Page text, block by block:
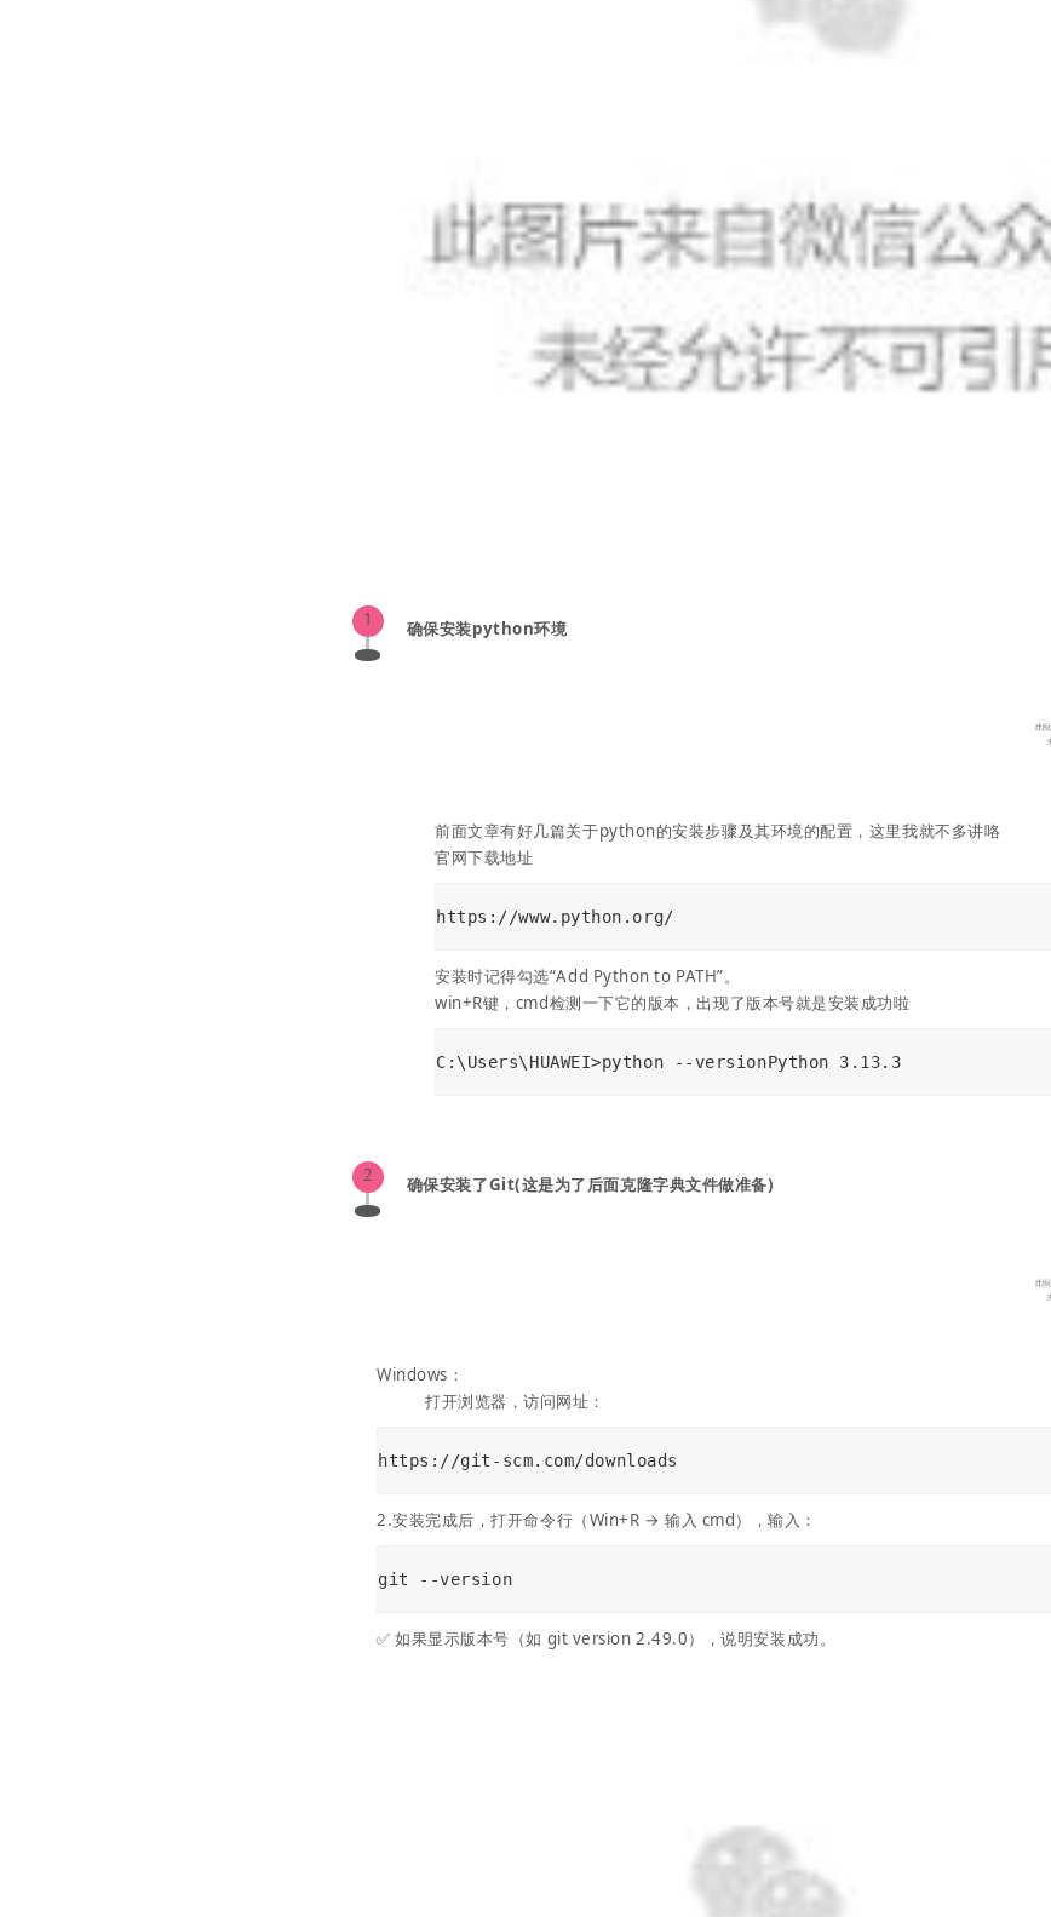
1 确保安装python环境
前面文章有好几篇关于python的安装步骤及其环境的配置，这里我就不多讲咯
官网下载地址
https://www.python.org/
安装时记得勾选“Add Python to PATH”。
win+R键，cmd检测一下它的版本，出现了版本号就是安装成功啦
C:\Users\HUAWEI>python --versionPython 3.13.3
2 确保安装了Git(这是为了后面克隆字典文件做准备)
Windows：
打开浏览器，访问网址：
https://git-scm.com/downloads
2.安装完成后，打开命令行（Win+R → 输入 cmd），输入：
git --version
✅ 如果显示版本号（如 git version 2.49.0），说明安装成功。